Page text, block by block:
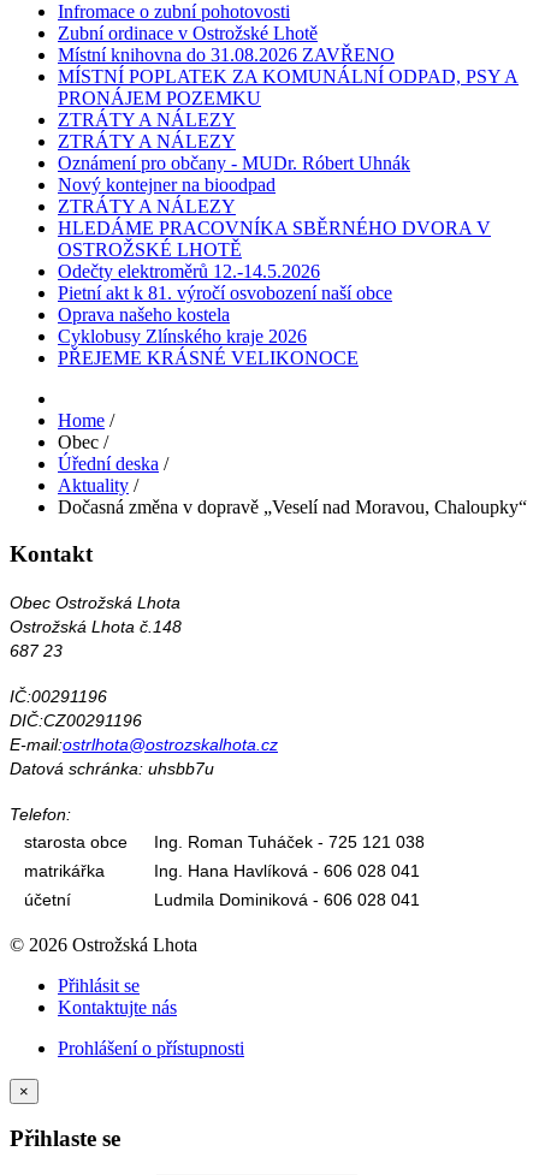
Infromace o zubní pohotovosti
Zubní ordinace v Ostrožské Lhotě
Místní knihovna do 31.08.2026 ZAVŘENO
MÍSTNÍ POPLATEK ZA KOMUNÁLNÍ ODPAD, PSY A
PRONÁJEM POZEMKU
ZTRÁTY A NÁLEZY
ZTRÁTY A NÁLEZY
Oznámení pro občany - MUDr. Róbert Uhnák
Nový kontejner na bioodpad
ZTRÁTY A NÁLEZY
HLEDÁME PRACOVNÍKA SBĚRNÉHO DVORA V
OSTROŽSKÉ LHOTĚ
Odečty elektroměrů 12.-14.5.2026
Pietní akt k 81. výročí osvobození naší obce
Oprava našeho kostela
Cyklobusy Zlínského kraje 2026
PŘEJEME KRÁSNÉ VELIKONOCE
Home /
Obec /
Úřední deska /
Aktuality /
Dočasná změna v dopravě „Veselí nad Moravou, Chaloupky“
Kontakt
Obec Ostrožská Lhota
Ostrožská Lhota č.148
687 23
IČ:00291196
DIČ:CZ00291196
E-mail:ostrlhota@ostrozskalhota.cz
Datová schránka: uhsbb7u
Telefon:
starosta obce
Ing. Roman Tuháček - 725 121 038
matrikářka
Ing. Hana Havlíková - 606 028 041
účetní
Ludmila Dominiková - 606 028 041
© 2026 Ostrožská Lhota
Přihlásit se
Kontaktujte nás
Prohlášení o přístupnosti
×
Přihlaste se